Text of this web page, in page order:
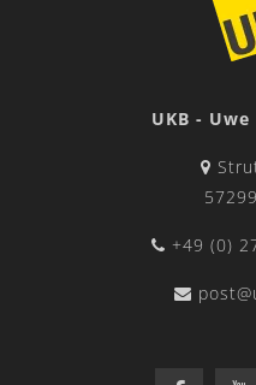
UKB -
+49 (0)